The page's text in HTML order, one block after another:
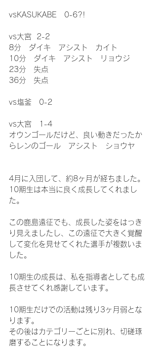
vsKASUKABE   0-6?!
vs大宮  2-2
8分　ダイキ　アシスト　カイト
10分　ダイキ　アシスト　リョウジ
23分　失点
36分　失点
vs塩釜　0-2
vs大宮　1-4
オウンゴールだけど、良い動きだったか
らレンのゴール　アシスト　ショウヤ
4月に入団して、約8ヶ月が経ちました。
10期生は本当に良く成長してくれまし
た。
この鹿島遠征でも、成長した姿をはっき
り見えましたし、この遠征で大きく覚醒
して変化を見せてくれた選手が複数いま
した。
10期生の成長は、私を指導者としても成
長させてくれ感謝しています。
10期生だけでの活動は残り3ヶ月弱とな
ります。
その後はカテゴリーごとに別れ、切磋琢
磨することになります。